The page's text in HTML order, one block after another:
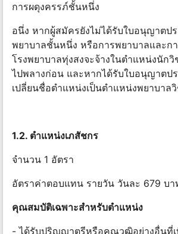
การผดุงครรภ์ชั้นหนึ่ง
อนึ่ง หากผู้สมัครยังไม่ได้รับใบอนุญาตป
พยาบาลชั้นหนึ่ง หรือการพยาบาลและก
โรงพยาบาลทุ่งสงจะจ้างในตําแหน่งนัก
ไปพลางก่อน และหากได้รับใบอนุญาตป
เปลี่ยนชื่อตําแหน่งเป็นตําแหน่งพยาบาล
1.2. ตําแหน่งเภสัชกร
จำนวน 1 อัตรา
อัตราค่าตอบแทน รายวัน วันละ 679 บา
คุณสมบัติเฉพาะสําหรับตําแหน่ง
- ได้รับปริญญาตรีหรือคุณวุฒิอย่างอื่นที่เ